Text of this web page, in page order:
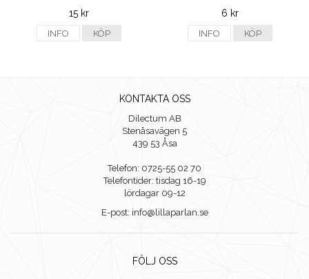
15 kr
INFO KÖP
6 kr
INFO KÖP
KONTAKTA OSS
Dilectum AB
Stenåsavägen 5
439 53 Åsa
Telefon: 0725-55 02 70
Telefontider: tisdag 16-19
lördagar 09-12
E-post: info@lillaparlan.se
FÖLJ OSS